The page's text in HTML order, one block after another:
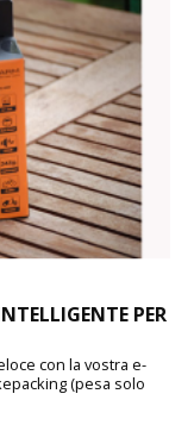
PER
con la vostra e-
(pesa solo